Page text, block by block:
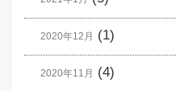
2020年12月 (1)
2020年11月 (4)